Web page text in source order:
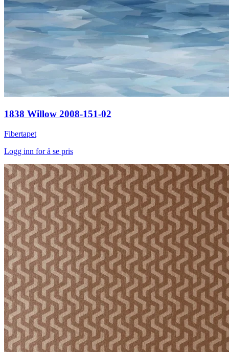
1838 Willow 2008-151-02
Fibertapet
Logg inn for å se pris